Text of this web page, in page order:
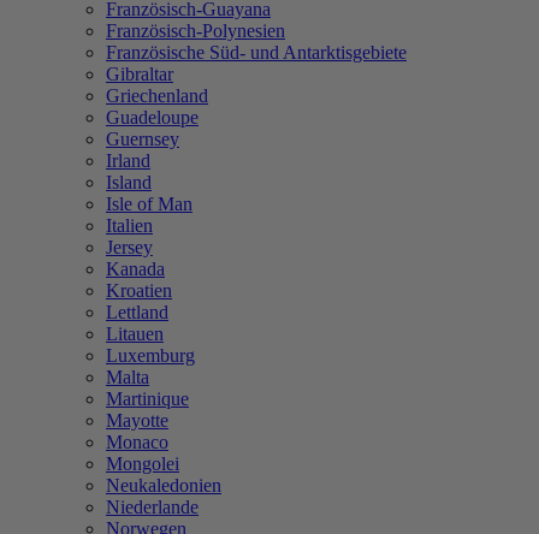
Französisch-Guayana
Französisch-Polynesien
Französische Süd- und Antarktisgebiete
Gibraltar
Griechenland
Guadeloupe
Guernsey
Irland
Island
Isle of Man
Italien
Jersey
Kanada
Kroatien
Lettland
Litauen
Luxemburg
Malta
Martinique
Mayotte
Monaco
Mongolei
Neukaledonien
Niederlande
Norwegen